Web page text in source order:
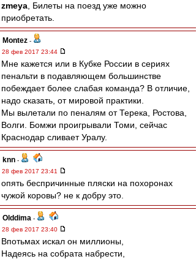
zmeya , Билеты на поезд уже можно
приобретать.
Montez -
28 фев 2017 23:44
Мне кажется или в Кубке России в сериях
пенальти в подавляющем большинстве
побеждает более слабая команда? В отличие,
надо сказать, от мировой практики.
Мы вылетали по пеналям от Терека, Ростова,
Волги. Бомжи проигрывали Томи, сейчас
Краснодар сливает Уралу.
knn -
28 фев 2017 23:41
опять беспричинные пляски на похоронах
чужой коровы? не к добру это.
Olddima -
28 фев 2017 23:40
Впотьмах искал он миллионы,
Надеясь на собрата набрести,